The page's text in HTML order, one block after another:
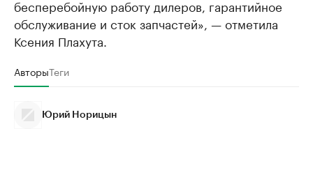
бесперебойную работу дилеров, гарантийное
обслуживание и сток запчастей», — отметила
Ксения Плахута.
АвторыТеги
Юрий Норицын